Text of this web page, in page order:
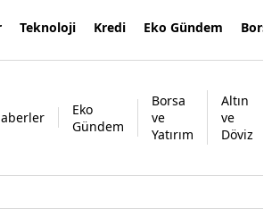
Teknoloji Kredi Eko Gündem
Eko
Gündem
Borsa
ve
Yatırım
Altın
ve
Döviz